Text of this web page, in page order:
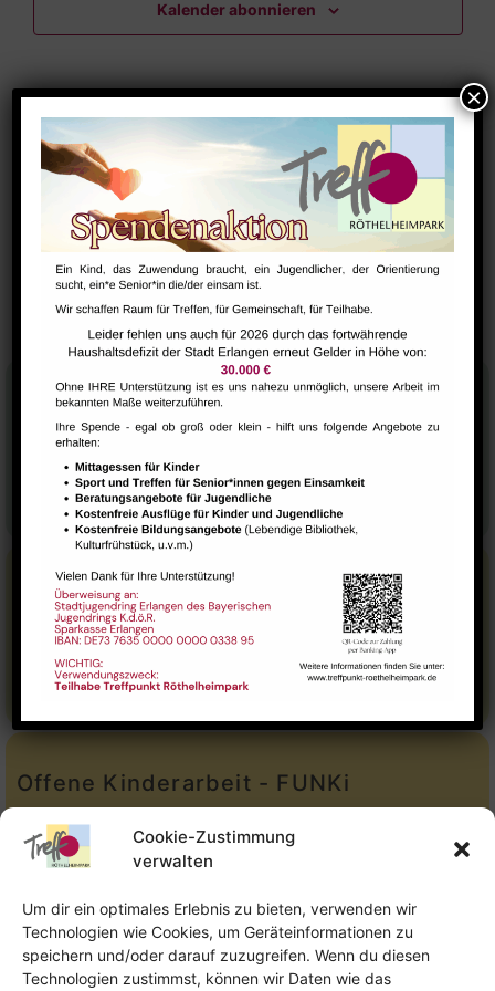
Cookie-Zustimmung
verwalten
Um dir ein optimales Erlebnis zu bieten, verwenden wir
Technologien wie Cookies, um Geräteinformationen zu
speichern und/oder darauf zuzugreifen. Wenn du diesen
Technologien zustimmst, können wir Daten wie das
Kalender abonnieren
Stadtteilhaus
E-Mail:leitung@treffpunkt-roethelheimpark.de
Stadtteilarbeit
Telefon: 09131-9232779
E-Mail:stadtteilarbeit@treffpunkt-roethelheimpark.de
Offene Kinderarbeit - FUNKi
Tel.:Telefon: 09131-610749
E-Mail:oka@treffpunkt-roethelheimpark.de
Offene Jugendarbeit - Easthouse